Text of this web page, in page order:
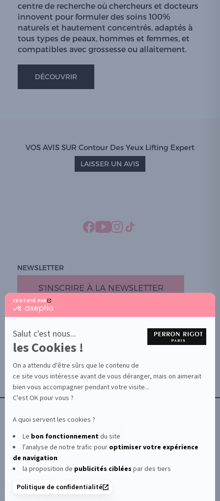
CERTIFIÉ PAR
certifié
En
savoir
plus
sur
Axeptio
Salut c'est nous...
les Cookies !
On a attendu d'être sûrs que le contenu de
ce site vous intéresse avant de vous déranger, mais on aimerait
bien vous accompagner pendant votre visite...
C'est OK pour vous ?
A quoi servent les cookies ?
Le bon fonctionnementdu site
l'analyse de notre trafic pour optimiservotre expérience
de navigation
la proposition de publicités ciblées par des tiers
Politique de confidentialité
centre de recherche où chercheurs et docteurs
innovent pour formuler des soins 100%
naturels et hautement concentrés, adaptés à
tous types de peaux, hommes et femmes, et
compatibles avec grossesse ou allaitement.
DÉCOUVRIR
VOS AVIS SUR Contour Des Yeux Lifting Expert
LAISSER UN AVIS
NEWSLETTER
S'INSCRIRE À LA NEWSLETTER
BOUTIQUE PARTICULIERS
AIDE / FAQ
CONTACT
CGU/CGV
© Le Club Perron Rigot 2026
matériels esthétiques à destination des instituts et spas.